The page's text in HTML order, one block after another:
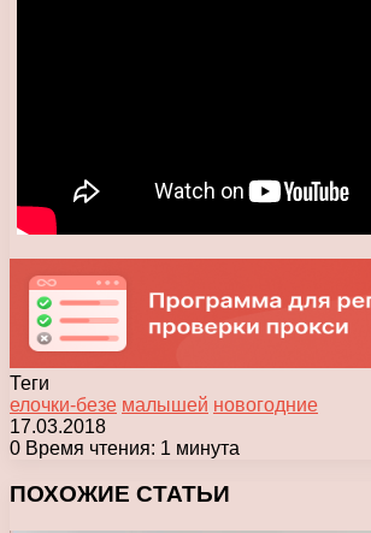
Теги
елочки-безе малышей новогодние
17.03.2018
0 Время чтения: 1 минута
ПОХОЖИЕ СТАТЬИ